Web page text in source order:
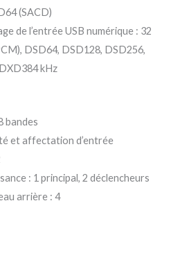
(SACD)
de l’entrée USB numérique : 32
DSD64, DSD128, DSD256,
kHz
bandes
et affectation d’entrée
: 1 principal, 2 déclencheurs
arrière : 4